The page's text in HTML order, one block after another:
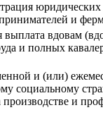
и
вдовам
и полных
и (или)
социальному
производстве и